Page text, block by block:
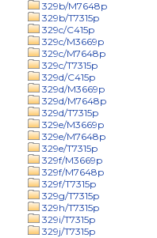
329b/M7648p
329b/T7315p
329c/C415p
329c/M3669p
329c/M7648p
329c/T7315p
329d/C415p
329d/M3669p
329d/M7648p
329d/T7315p
329e/M3669p
329e/M7648p
329e/T7315p
329f/M3669p
329f/M7648p
329f/T7315p
329g/T7315p
329h/T7315p
329i/T7315p
329j/T7315p